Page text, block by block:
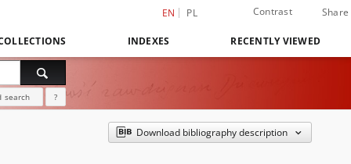
EN PL Contrast Share
INDEXES RECENTLY VIEWED
search ?
Download bibliography description